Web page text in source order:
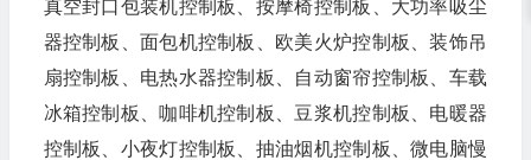
真空封口包装机控制板、按摩椅控制板、大功率吸尘
器控制板、面包机控制板、欧美火炉控制板、装饰吊
扇控制板、电热水器控制板、自动窗帘控制板、车载
冰箱控制板、咖啡机控制板、豆浆机控制板、电暖器
控制板、小夜灯控制板、抽油烟机控制板、微电脑慢